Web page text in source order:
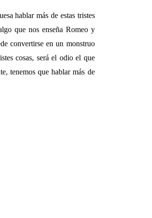
hablar más de estas tristes
que nos enseña Romeo y
convertirse en un monstruo
cosas, será el odio el que
tenemos que hablar más de